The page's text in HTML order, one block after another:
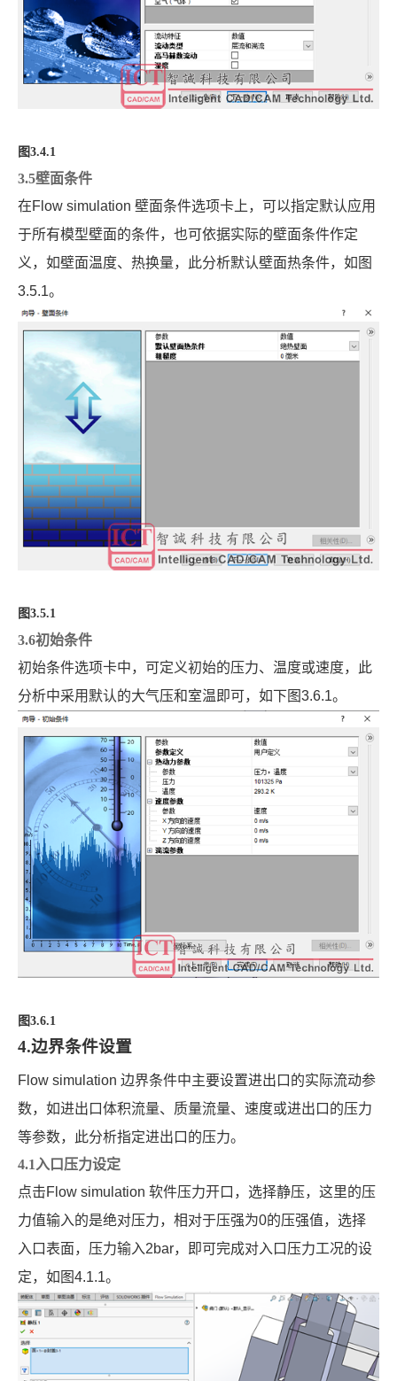
图3.4.1
3.5壁面条件
在Flow simulation 壁面条件选项卡上，可以指定默认应用
于所有模型壁面的条件，也可依据实际的壁面条件作定
义，如壁面温度、热换量，此分析默认壁面热条件，如图
3.5.1。
图3.5.1
3.6初始条件
初始条件选项卡中，可定义初始的压力、温度或速度，此
分析中采用默认的大气压和室温即可，如下图3.6.1。
图3.6.1
4.边界条件设置
Flow simulation 边界条件中主要设置进出口的实际流动参
数，如进出口体积流量、质量流量、速度或进出口的压力
等参数，此分析指定进出口的压力。
4.1入口压力设定
点击Flow simulation 软件压力开口，选择静压，这里的压
力值输入的是绝对压力，相对于压强为0的压强值， 选择
入口表面，压力输入2bar，即可完成对入口压力工况的设
定，如图4.1.1。